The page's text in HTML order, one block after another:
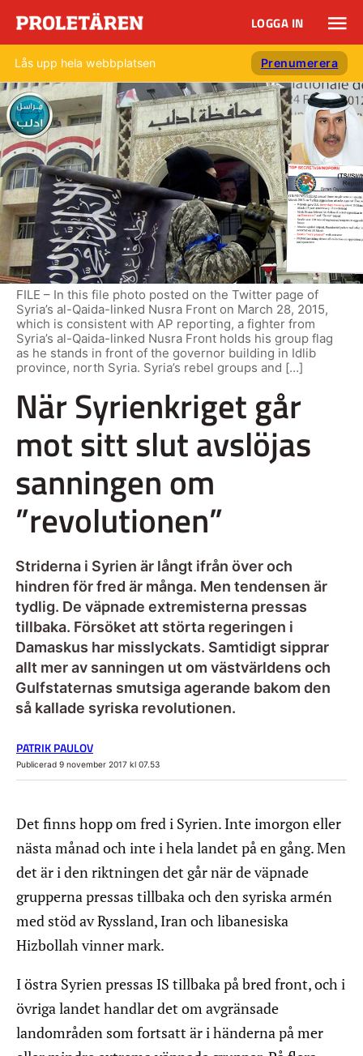
LOGGA IN
Lås upp hela webbplatsen Prenumerera
När Syrienkriget går
mot sitt slut avslöjas
sanningen om
”revolutionen”
Striderna i Syrien är långt ifrån över och
hindren för fred är många. Men tendensen är
tydlig. De väpnade extremisterna pressas
tillbaka. Försöket att störta regeringen i
Damaskus har misslyckats. Samtidigt sipprar
allt mer av sanningen ut om västvärldens och
Gulfstaternas smutsiga agerande bakom den
så kallade syriska revolutionen.
FILE – In this file photo posted on the Twitter page of
Syria’s al-Qaida-linked Nusra Front on March 28, 2015,
which is consistent with AP reporting, a fighter from
Syria’s al-Qaida-linked Nusra Front holds his group flag
as he stands in front of the governor building in Idlib
province, north Syria. Syria’s rebel groups and […]
PATRIK PAULOV
Publicerad 9 november 2017 kl 07.53
Det finns hopp om fred i Syrien. Inte imorgon eller
nästa månad och inte i hela landet på en gång. Men
det är i den riktningen det går när de väpnade
grupperna pressas tillbaka och den syriska armén
med stöd av Ryssland, Iran och libanesiska
Hizbollah vinner mark.
I östra Syrien pressas IS tillbaka på bred front, och i
övriga landet handlar det om avgränsade
landområden som fortsatt är i händerna på mer